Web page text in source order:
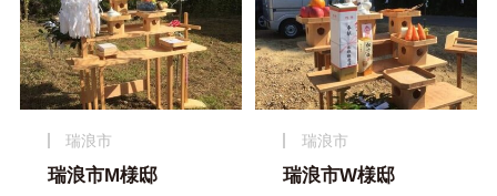
瑞浪市
瑞浪市M様邸
瑞浪市
瑞浪市W様邸